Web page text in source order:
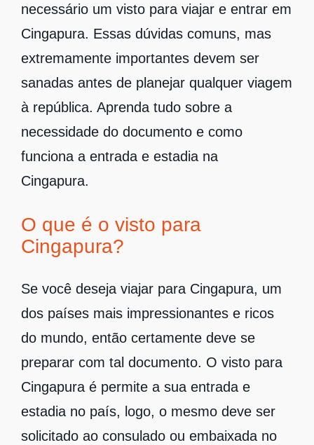
necessário um visto para viajar e entrar em
Cingapura. Essas dúvidas comuns, mas
extremamente importantes devem ser
sanadas antes de planejar qualquer viagem
à república. Aprenda tudo sobre a
necessidade do documento e como
funciona a entrada e estadia na
Cingapura.
O que é o visto para
Cingapura?
Se você deseja viajar para Cingapura, um
dos países mais impressionantes e ricos
do mundo, então certamente deve se
preparar com tal documento. O visto para
Cingapura é permite a sua entrada e
estadia no país, logo, o mesmo deve ser
solicitado ao consulado ou embaixada no